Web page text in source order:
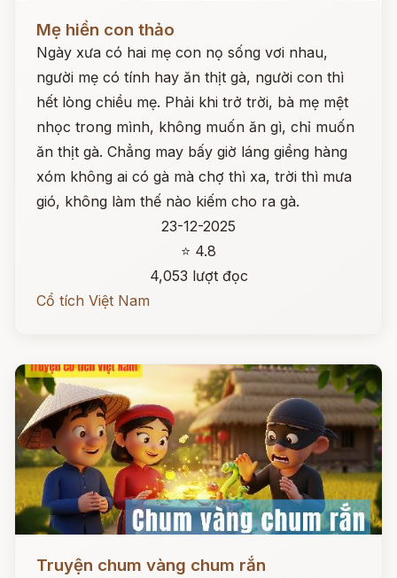
Mẹ hiền con thảo
Ngày xưa có hai mẹ con nọ sống vơi nhau,
người mẹ có tính hay ăn thịt gà, người con thì
hết lòng chiều mẹ. Phải khi trở trời, bà mẹ mệt
nhọc trong mình, không muốn ăn gì, chỉ muốn
ăn thịt gà. Chẳng may bấy giờ láng giềng hàng
xóm không ai có gà mà chợ thì xa, trời thì mưa
gió, không làm thế nào kiếm cho ra gà.
23-12-2025
⭐ 4.8
4,053 lượt đọc
Cổ tích Việt Nam
Truyện chum vàng chum rắn